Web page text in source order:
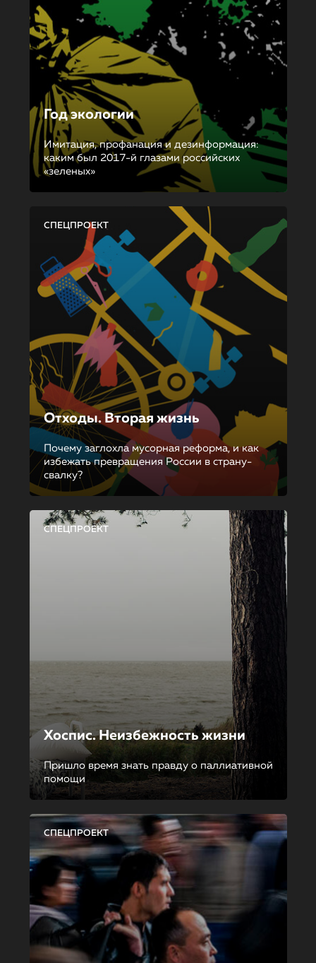
Год экологии
Имитация, профанация и дезинформация:
каким был 2017-й глазами российских
«зеленых»
СПЕЦПРОЕКТ
Отходы. Вторая жизнь
Почему заглохла мусорная реформа, и как
избежать превращения России в страну-
свалку?
СПЕЦПРОЕКТ
Хоспис. Неизбежность жизни
Пришло время знать правду о паллиативной
помощи
СПЕЦПРОЕКТ